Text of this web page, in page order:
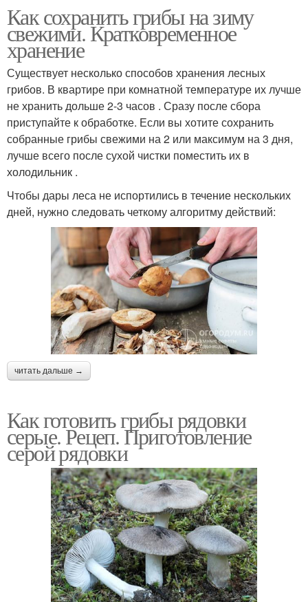
Как сохранить грибы на зиму
свежими. Кратковременное
хранение
Существует несколько способов хранения лесных
грибов. В квартире при комнатной температуре их лучше
не хранить дольше 2-3 часов . Сразу после сбора
приступайте к обработке. Если вы хотите сохранить
собранные грибы свежими на 2 или максимум на 3 дня,
лучше всего после сухой чистки поместить их в
холодильник .
Чтобы дары леса не испортились в течение нескольких
дней, нужно следовать четкому алгоритму действий:
читать дальше →
Как готовить грибы рядовки
серые. Рецеп. Приготовление
серой рядовки